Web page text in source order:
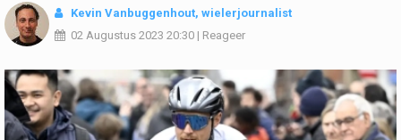
Kevin Vanbuggenhout, wielerjournalist
02 Augustus 2023 20:30 | Reageer